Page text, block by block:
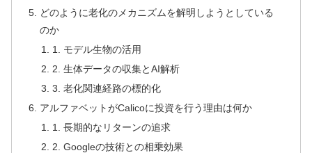
どのように老化のメカニズムを解明しようとしている
のか
1. モデル生物の活用
2. 生体データの収集とAI解析
3. 老化関連経路の標的化
アルファベットがCalicoに投資を行う理由は何か
1. 長期的なリターンの追求
2. Googleの技術との相乗効果